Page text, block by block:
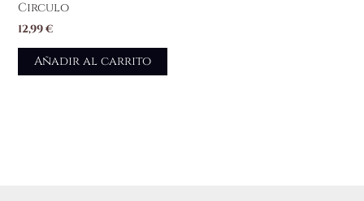
Circulo
12,99€
Añadir al carrito